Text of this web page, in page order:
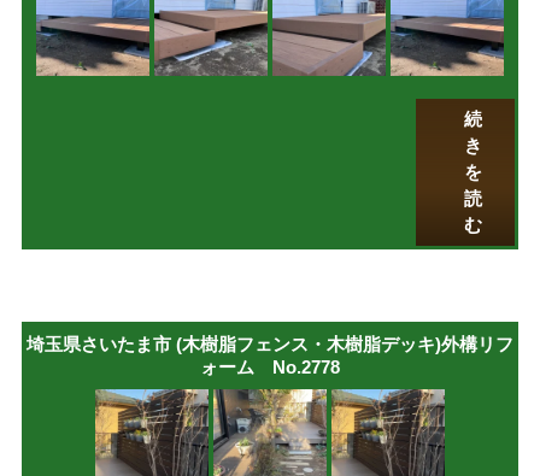
続
き
を
読
む
埼玉県さいたま市 (木樹脂フェンス・木樹脂デッキ)外構リフ
ォーム No.2778